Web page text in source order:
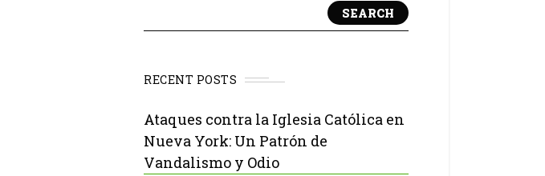
SEARCH
RECENT POSTS
Ataques contra la Iglesia Católica en
Nueva York: Un Patrón de
Vandalismo y Odio